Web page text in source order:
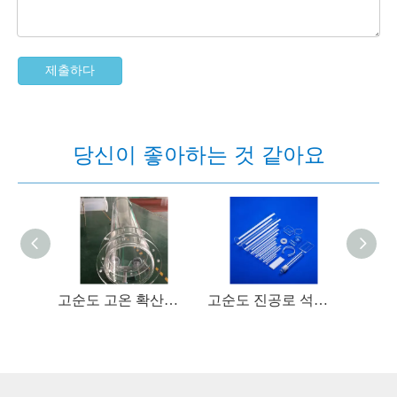
제출하다
당신이 좋아하는 것 같아요
고순도 고온 확산로 석영 유리관 고순도 진공로 석영 유리 튜브